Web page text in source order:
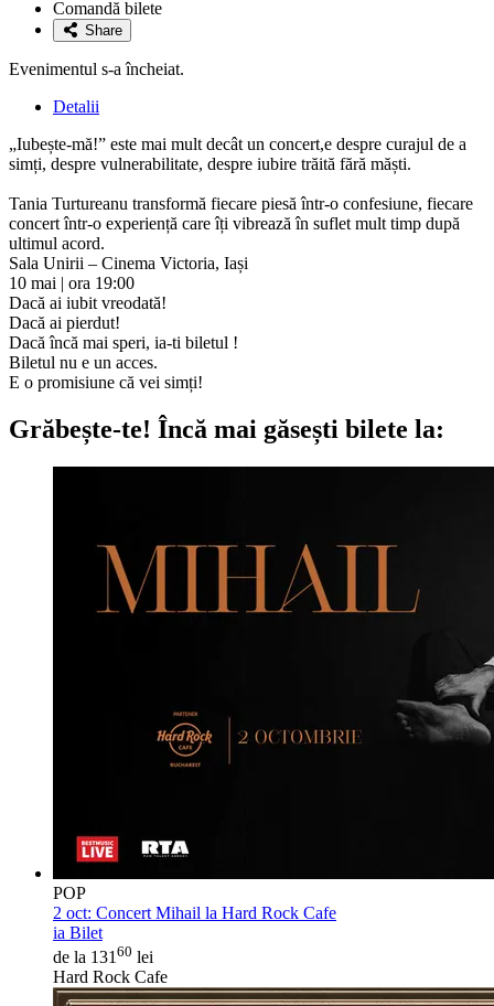
favoriteComandă bilete
Share
Evenimentul s-a încheiat.
Detalii
„Iubește-mă!” este mai mult decât un concert,e despre curajul de a
simți, despre vulnerabilitate, despre iubire trăită fără măști.
Tania Turtureanu transformă fiecare piesă într-o confesiune, fiecare
concert într-o experiență care îți vibrează în suflet mult timp după
ultimul acord.
Sala Unirii – Cinema Victoria, Iași
10 mai | ora 19:00
Dacă ai iubit vreodată!
Dacă ai pierdut!
Dacă încă mai speri, ia-ti biletul !
Biletul nu e un acces.
E o promisiune că vei simți!
Grăbește-te! Încă mai găsești bilete la:
POP
2 oct: Concert Mihail la Hard Rock Cafe
ia Bilet
de la 131 60 lei
Hard Rock Cafe